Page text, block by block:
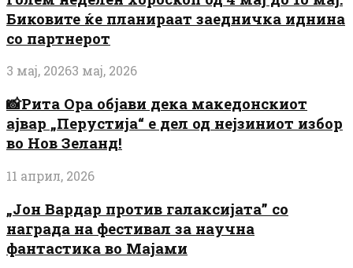
Биковите ќе планираат заедничка иднина
со партнерот
3 мај, 20263 мај, 2026
📸Рита Ора објави дека македонскиот
ајвар „Перустија“ е дел од нејзиниот избор
во Нов Зеланд!
11 април, 2026
„Јон Вардар против галаксијата” со
награда на фестивал за научна
фантастика во Мајами